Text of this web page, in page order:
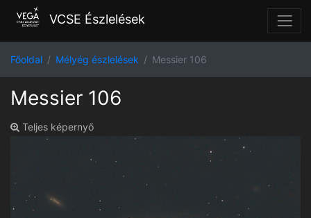
VCSE Észlelések
Főoldal Mélyég észlelések Messier 106
Messier 106
Teljes képernyő